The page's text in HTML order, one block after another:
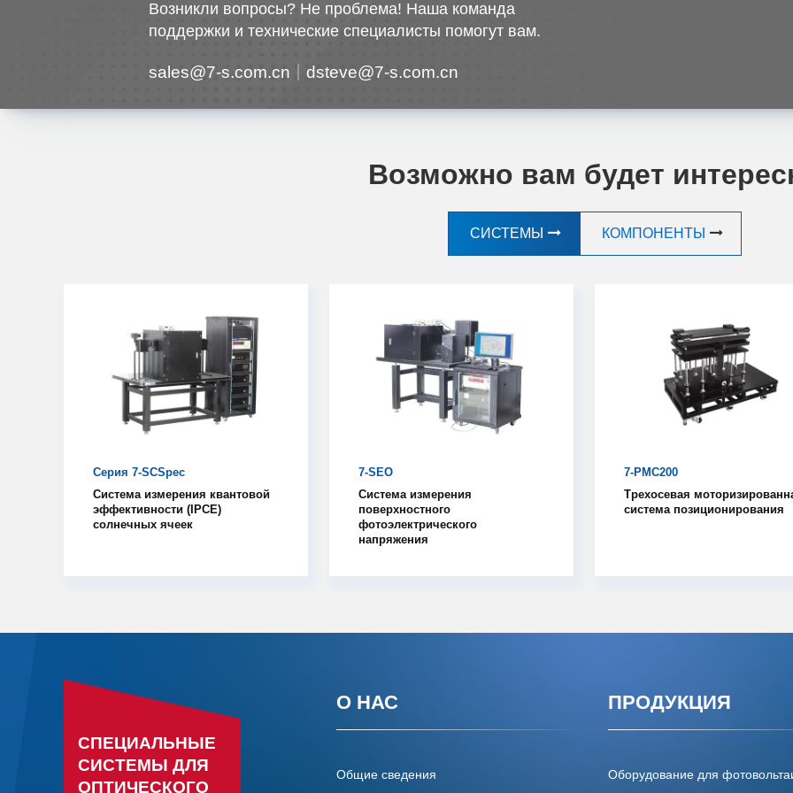
Возникли вопросы? Не проблема! Наша команда
поддержки и технические специалисты помогут вам.
sales@7-s.com.cn dsteve@7-s.com.cn
Возможно вам будет
СИСТЕМЫ КОМПОНЕНТЫ
Серия 7-SCSpec
Система измерения квантовой
эффективности (IPCE)
солнечных ячеек
7-SEO
Система измерения
поверхностного
фотоэлектрического
напряжения
7-PMC200
Трехосевая
система позиционирования
СПЕЦИАЛЬНЫЕ
СИСТЕМЫ ДЛЯ
ОПТИЧЕСКОГО
О НАС
Общие сведения
ПРОДУКЦИЯ
Оборудование для